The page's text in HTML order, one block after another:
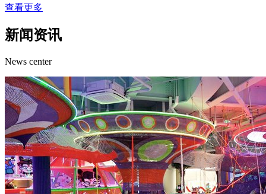
查看更多
新闻资讯
News center